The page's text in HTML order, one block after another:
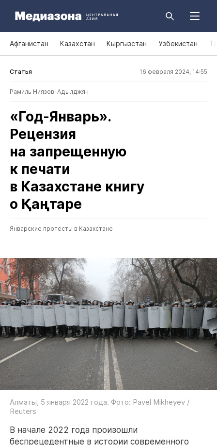
Афганистан Казахстан Кыргызстан Узбекистан
Статья 16 февраля 2024, 14:55
Рамиль Ниязов-Адылджян
«Год‑Январь».
Рецензия
на запрещенную
к печати
в Казахстане книгу
о Қаңтаре
Январские протесты в Казахстане
Алматы, 5 января 2022 года. Фото: Pavel Mikheyev /
Reuters
В начале 2022 года произошли
беспрецедентные в истории современного